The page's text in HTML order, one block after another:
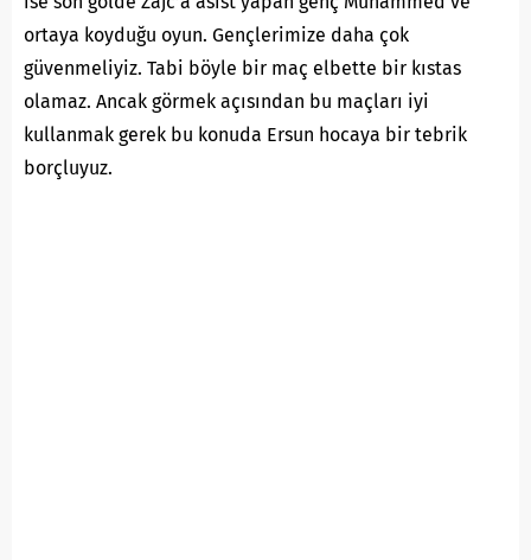
ortaya koyduğu oyun. Gençlerimize daha çok
güvenmeliyiz. Tabi böyle bir maç elbette bir kıstas
olamaz. Ancak görmek açısından bu maçları iyi
kullanmak gerek bu konuda Ersun hocaya bir tebrik
borçluyuz.